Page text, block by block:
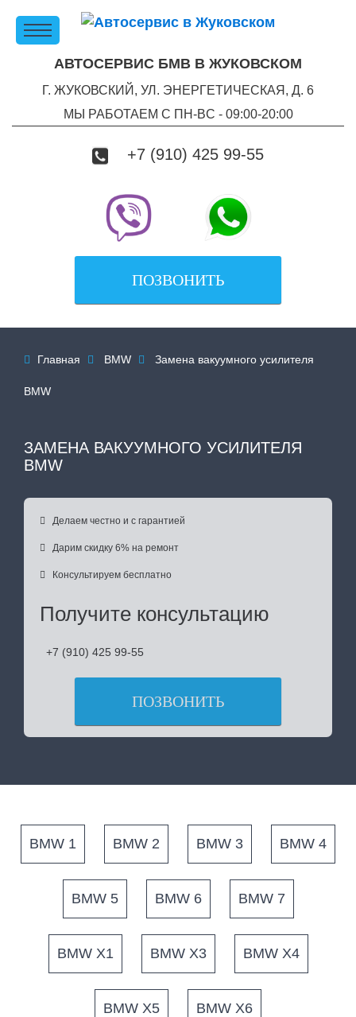
АВТОСЕРВИС БМВ В ЖУКОВСКОМ
Г. ЖУКОВСКИЙ, УЛ. ЭНЕРГЕТИЧЕСКАЯ, Д. 6
МЫ РАБОТАЕМ С ПН-ВC - 09:00-20:00
+7 (910) 425 99-55
ПОЗВОНИТЬ
 Главная  BMW  Замена вакуумного усилителя
BMW
ЗАМЕНА ВАКУУМНОГО УСИЛИТЕЛЯ
BMW
 Делаем честно и с гарантией
 Дарим скидку 6% на ремонт
 Консультируем бесплатно
Получите консультацию
+7 (910) 425 99-55
ПОЗВОНИТЬ
BMW 1 BMW 2 BMW 3 BMW 4
BMW 5 BMW 6 BMW 7
BMW X1 BMW X3 BMW X4
BMW X5 BMW X6